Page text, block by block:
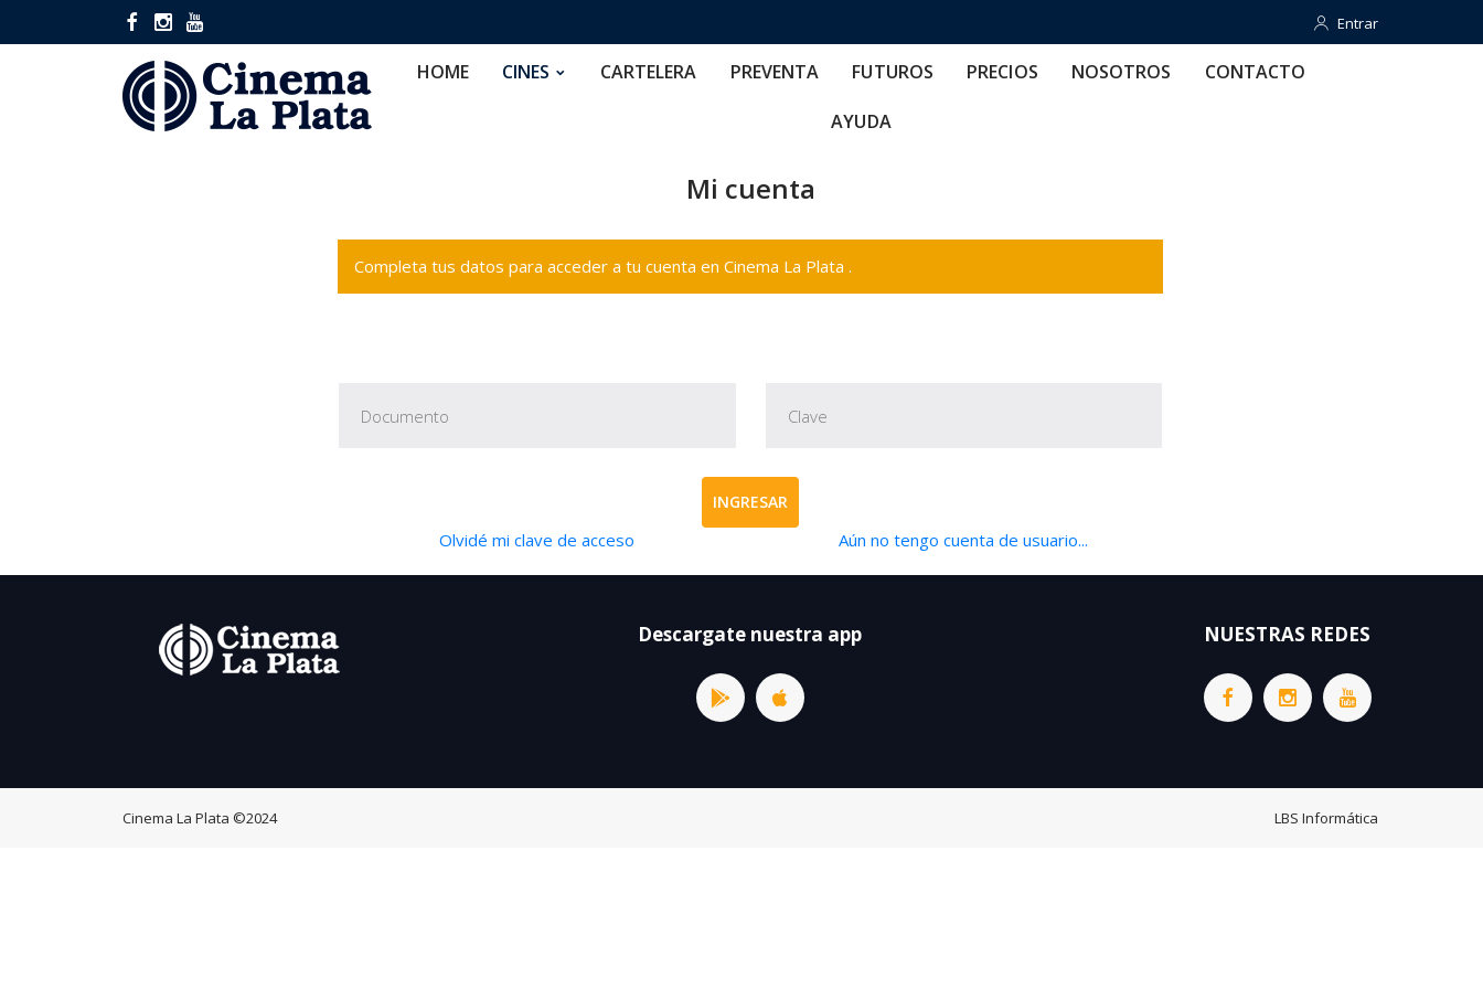
Entrar
Entrar
HOME CINES CARTELERA PREVENTA FUTUROS PRECIOS NOSOTROS CONTACTO
AYUDA
Mi cuenta
Completa tus datos para acceder a tu cuenta en Cinema La Plata .
INGRESAR
Olvidé mi clave de acceso Aún no tengo cuenta de usuario...
Descargate nuestra app NUESTRAS REDES
Cinema La Plata ©2024 LBS Informática